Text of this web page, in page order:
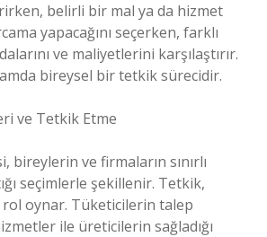
belirli bir mal ya da hizmet
yapacağını seçerken, farklı
ve maliyetlerini karşılaştırır.
bireysel bir tetkik sürecidir.
ve Tetkik Etme
bireylerin ve firmaların sınırlı
seçimlerle şekillenir. Tetkik,
oynar. Tüketicilerin talep
ile üreticilerin sağladığı